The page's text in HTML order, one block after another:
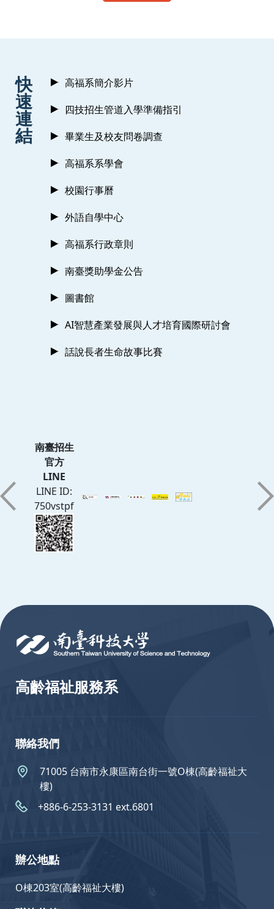
快
速
連
結
高福系簡介影片
四技招生管道入學準備指引
畢業生及校友問卷調查
高福系系學會
校園行事曆
外語自學中心
高福系行政章則
南臺獎助學金公告
圖書館
AI智慧產業發展與人才培育國際研討會
話說長者生命故事比賽
南臺招生
官方
LINE
LINE ID:
750vstpf
高齡福祉服務系
聯絡我們
71005 台南市永康區南台街一號O棟(高齡福祉大
樓)
+886-6-253-3131 ext.6801
辦公地點
O棟203室(高齡福祉大樓)